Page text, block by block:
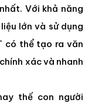
Với khả năng
lớn và sử dụng
có thể tạo ra văn
xác và nhanh
thế con người